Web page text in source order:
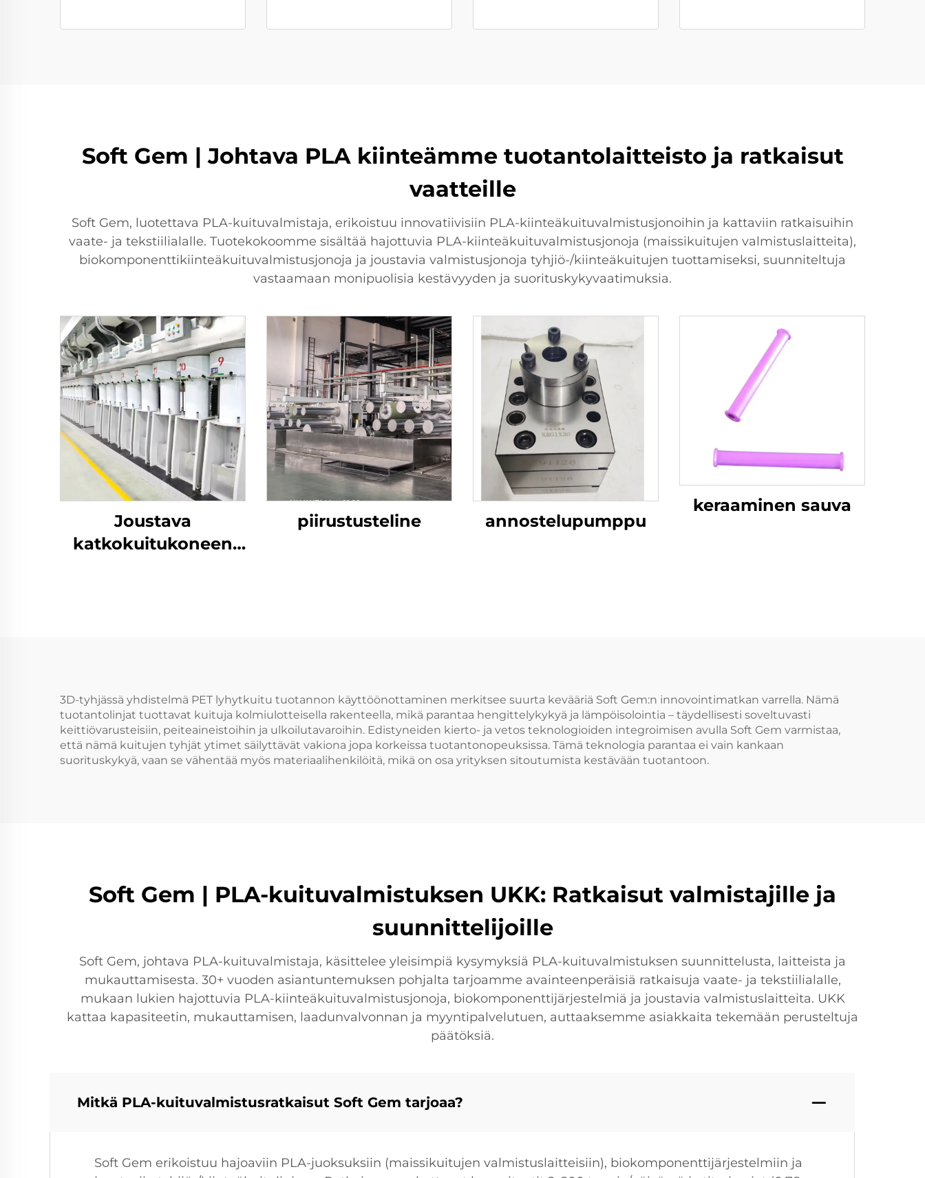
Soft Gem | Johtava PLA kiinteämme tuotantolaitteisto ja ratkaisut
vaatteille
Soft Gem, luotettava PLA-kuituvalmistaja, erikoistuu innovatiivisiin PLA-kiinteäkuituvalmistusjonoihin ja kattaviin ratkaisuihin
vaate- ja tekstiilialalle. Tuotekokoomme sisältää hajottuvia PLA-kiinteäkuituvalmistusjonoja (maissikuitujen valmistuslaitteita),
biokomponenttikiinteäkuituvalmistusjonoja ja joustavia valmistusjonoja tyhjiö-/kiinteäkuitujen tuottamiseksi, suunniteltuja
vastaamaan monipuolisia kestävyyden ja suorituskykyvaatimuksia.
Joustava
katkokuitukoneen
piirustusteline annostelupumppu
keraaminen sauva
3D-tyhjässä yhdistelmä PET lyhytkuitu tuotannon käyttöönottaminen merkitsee suurta kevääriä Soft Gem:n innovointimatkan varrella. Nämä
tuotantolinjat tuottavat kuituja kolmiulotteisella rakenteella, mikä parantaa hengittelykykyä ja lämpöisolointia – täydellisesti soveltuvasti
keittiövarusteisiin, peiteaineistoihin ja ulkoilutavaroihin. Edistyneiden kierto- ja vetos teknologioiden integroimisen avulla Soft Gem varmistaa,
että nämä kuitujen tyhjät ytimet säilyttävät vakiona jopa korkeissa tuotantonopeuksissa. Tämä teknologia parantaa ei vain kankaan
suorituskykyä, vaan se vähentää myös materiaalihenkilöitä, mikä on osa yrityksen sitoutumista kestävään tuotantoon.
Soft Gem | PLA-kuituvalmistuksen UKK: Ratkaisut valmistajille ja
suunnittelijoille
Soft Gem, johtava PLA-kuituvalmistaja, käsittelee yleisimpiä kysymyksiä PLA-kuituvalmistuksen suunnittelusta, laitteista ja
mukauttamisesta. 30+ vuoden asiantuntemuksen pohjalta tarjoamme avainteenperäisiä ratkaisuja vaate- ja tekstiilialalle,
mukaan lukien hajottuvia PLA-kiinteäkuituvalmistusjonoja, biokomponenttijärjestelmiä ja joustavia valmistuslaitteita. UKK
kattaa kapasiteetin, mukauttamisen, laadunvalvonnan ja myyntipalvelutuen, auttaaksemme asiakkaita tekemään perusteltuja
päätöksiä.
Mitkä PLA-kuituvalmistusratkaisut Soft Gem tarjoaa?
Soft Gem erikoistuu hajoaviin PLA-juoksuksiin (maissikuitujen valmistuslaitteisiin), biokomponenttijärjestelmiin ja